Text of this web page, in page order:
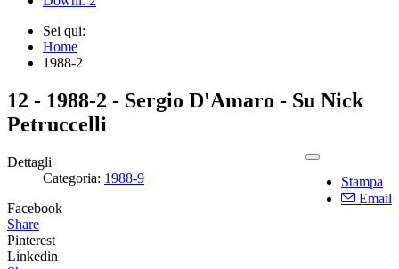
Sei qui:
Home
1988-2
12 - 1988-2 - Sergio D'Amaro - Su Nick
Petruccelli
Stampa
Email
Dettagli
Categoria: 1988-9
Facebook
Share
Pinterest
Linkedin